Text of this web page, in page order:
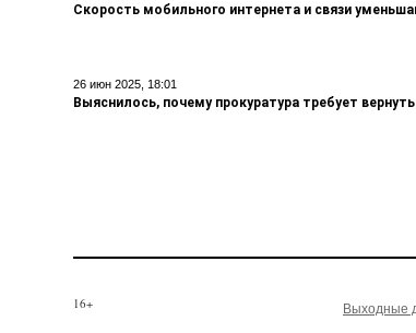
Скорость мобильного интернета и связи
26 июн 2025, 18:01
Выяснилось, почему прокуратура требует
16+ Выходные